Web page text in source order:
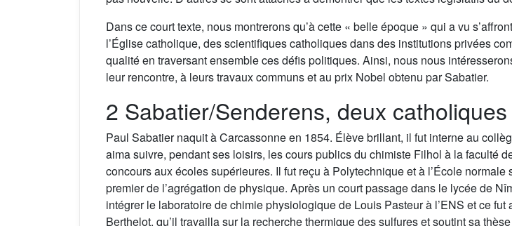
Dans ce court texte, nous montrerons qu’à cette « belle époque » qui a vu
l’Église catholique, des scientifiques catholiques dans des institutions privées
qualité en traversant ensemble ces défis politiques. Ainsi, nous nous
leur rencontre, à leurs travaux communs et au prix Nobel obtenu par Sabatier.
2 Sabatier/Senderens, deux
Paul Sabatier naquit à Carcassonne en 1854. Élève brillant, il fut interne au
aima suivre, pendant ses loisirs, les cours publics du chimiste Filhol à la faculté
concours aux écoles supérieures. Il fut reçu à Polytechnique et à l’École
premier de l’agrégation de physique. Après un court passage dans le lycée de
intégrer le laboratoire de chimie physiologique de Louis Pasteur à l’ENS et ce
Berthelot, qu’il travailla sur la recherche thermique des sulfures et soutint sa